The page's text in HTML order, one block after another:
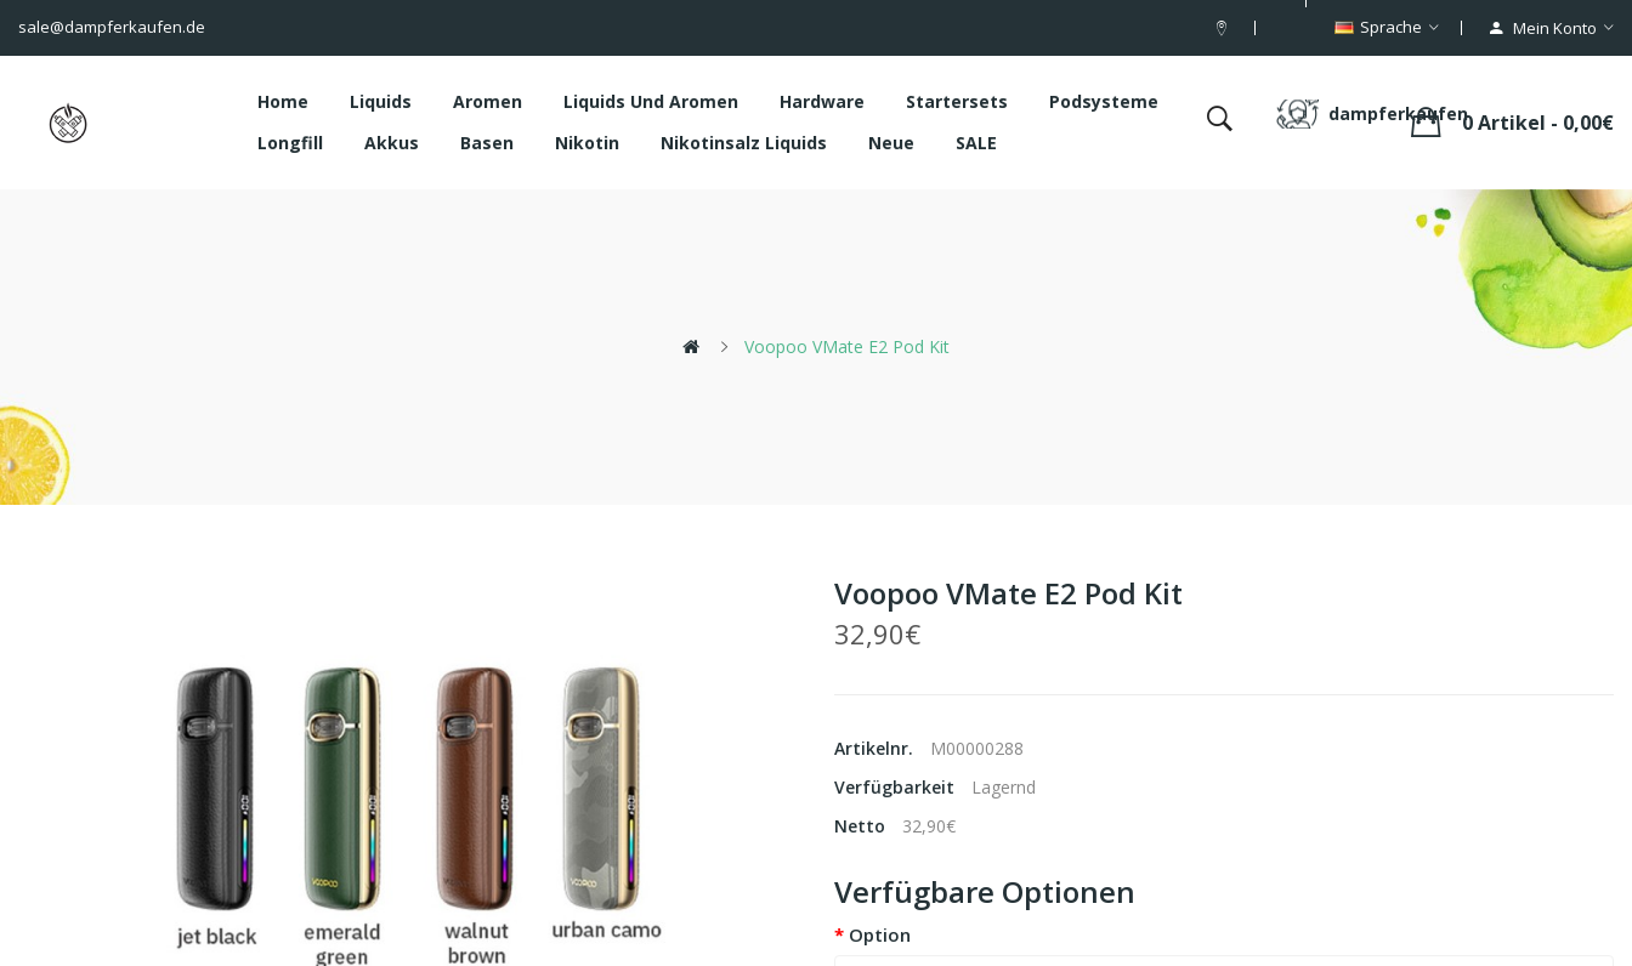
sale@dampferkaufen.de Sprache Mein Konto
Home Liquids Aromen Liquids Und Aromen Hardware Startersets
Podsysteme
Longfill
Akkus Basen Nikotin Nikotinsalz Liquids Neue SALE
dampferkaufen0 Artikel - 0,00€
Voopoo VMate E2 Pod Kit
Voopoo VMate E2 Pod Kit
32,90€
Artikelnr.
M00000288
Verfügbarkeit
Lagernd
Netto
32,90€
Verfügbare Optionen
Option